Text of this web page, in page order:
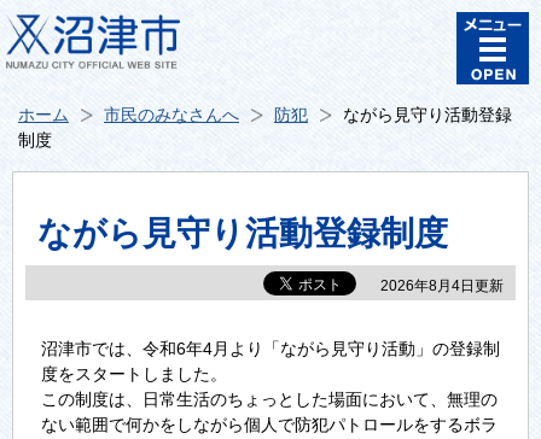
ホーム 市民のみなさんへ 防犯
ながら見守り活動登録
制度
ながら見守り活動登録制度
2026年8月4日更新
沼津市では、令和6年4月より「ながら見守り活動」の登録制
度をスタートしました。
この制度は、日常生活のちょっとした場面において、無理の
ない範囲で何かをしながら個人で防犯パトロールをするボラ